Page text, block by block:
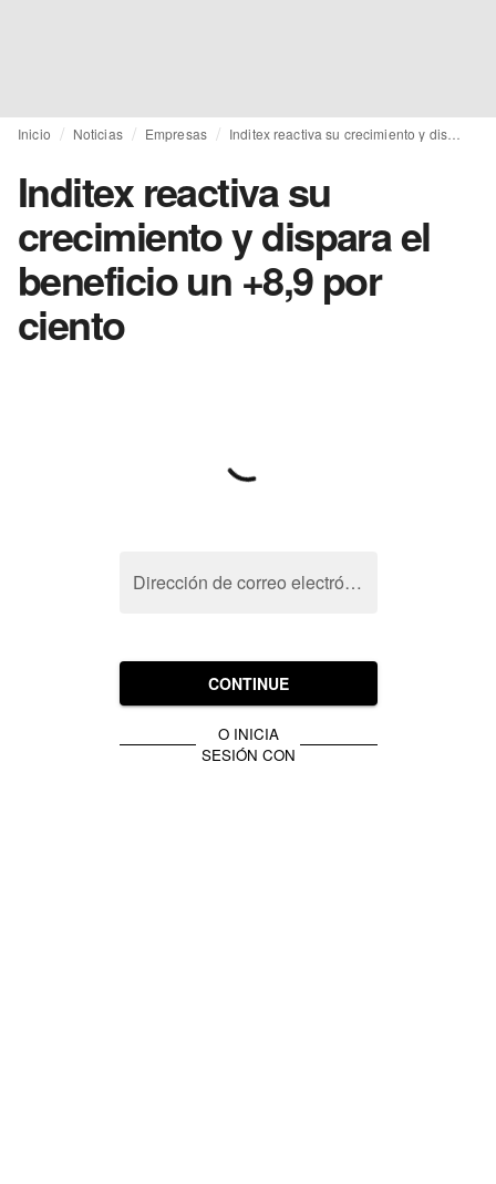
Inicio Noticias Empresas Inditex reactiva su crecimiento y dispara el beneficio un +8,9 por ciento
Inditex reactiva su
crecimiento y dispara el
beneficio un +8,9 por
ciento
Dirección de correo electrónico
CONTINUE
O INICIA
SESIÓN CON